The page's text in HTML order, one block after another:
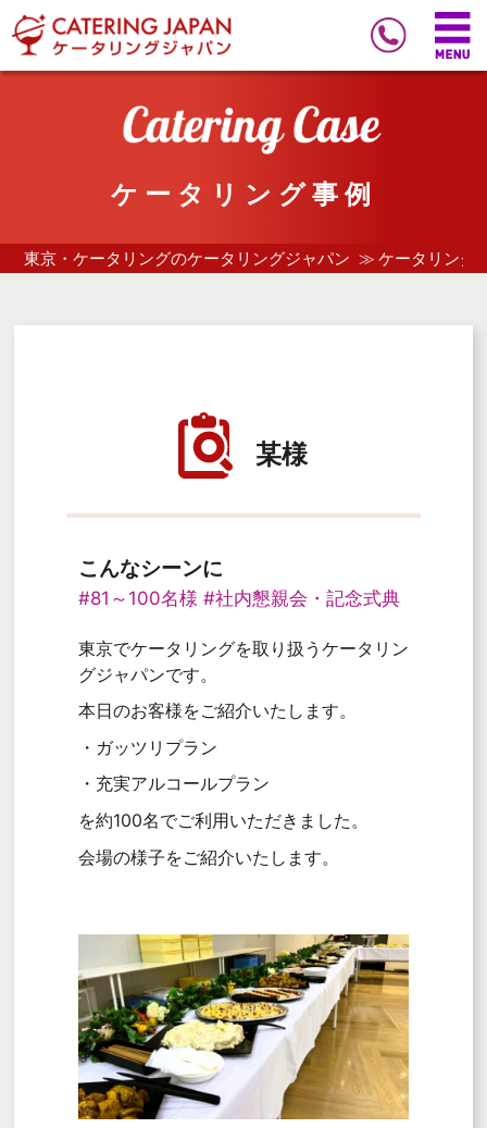
ケータリング事例
東京・ケータリングのケータリングジャパン ケータリング
某様
こんなシーンに
#81～100名様 #社内懇親会・記念式典
東京でケータリングを取り扱うケータリン
グジャパンです。
本日のお客様をご紹介いたします。
・ガッツリプラン
・充実アルコールプラン
を約100名でご利用いただきました。
会場の様子をご紹介いたします。